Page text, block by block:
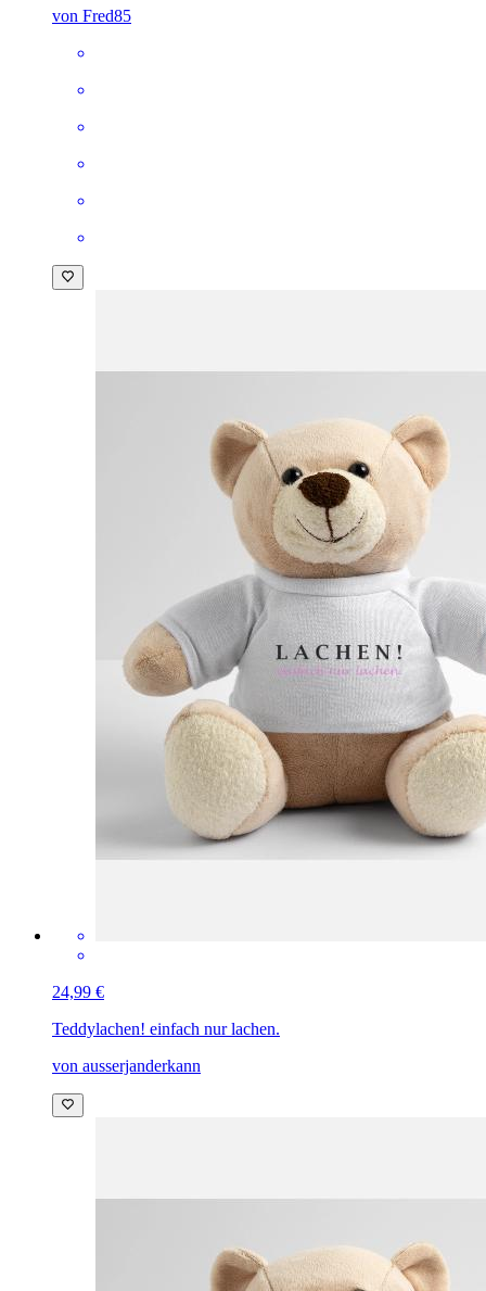
von Fred85
24,99 €
Teddylachen! einfach nur lachen.
von ausserjanderkann